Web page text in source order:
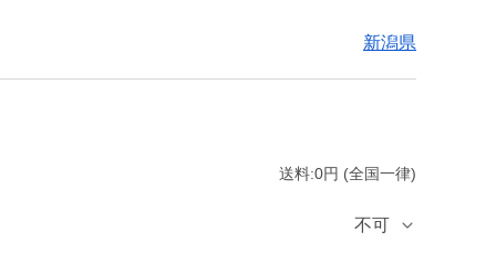
新潟県
送料:0円 (全国一律)
不可